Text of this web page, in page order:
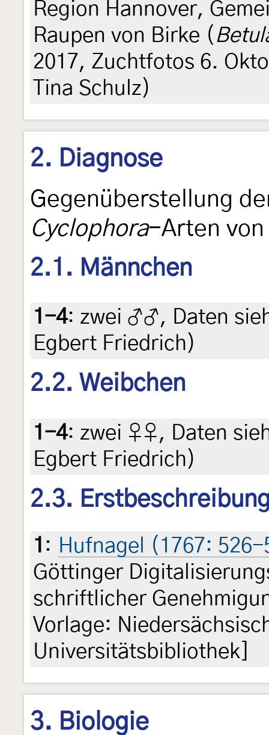
Region Hannover,
Raupen von Birke (
2017, Zuchtfotos 6.
Tina Schulz)
2. Diagnose
Gegenüberstellung
Cyclophora-Arten
2.1. Männchen
1-4: zwei ♂♂, Daten
Egbert Friedrich)
2.2. Weibchen
1-4: zwei ♀♀, Daten
Egbert Friedrich)
2.3.
1 : Hufnagel (1767: 526-
Göttinger
schriftlicher
Vorlage:
Universitätsbibliothek]
3. Biologie